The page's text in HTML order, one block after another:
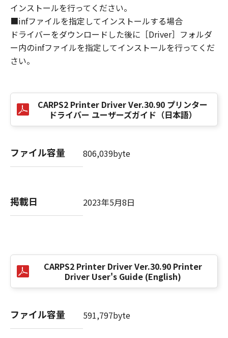
ンサー、キヤノンの子会社、キヤノンの関連会
社、それらの販売代理店または販売店がかかる
損害の可能性について知らされていた場合でも
同様です。
(3) キヤノン、キヤノンのライセンサー、キヤノ
ウェア」、または「本ソフトウェア」の使用に
起因または関連してお客様と第三者との間に生
じたいかなる紛争についても、一切責任を負わ
８．契約期間
フトウェア」をインストールした時点で発効
し、下記(2)または(3)により終了されるまで有
り、本契約書を終了させることができます。
(3) お客様が本契約書のいずれかの条項に違反
した場合、本契約書は直ちに終了します。
した場合、速やかに、「本ソフトウェア」およ
びその複製物のすべてを廃棄または消去するも
のとします。
インストールを行ってください。
■infファイルを指定してインストールする場合
ドライバーをダウンロードした後に［Driver］フォルダ
ー内のinfファイルを指定してインストールを行ってくだ
さい。
CARPS2 Printer Driver Ver.30.90 プリンター
ドライバー ユーザーズガイド（日本語）
ファイル容量 806,039byte
掲載日 2023年5月8日
CARPS2 Printer Driver Ver.30.90 Printer
Driver User's Guide (English)
ファイル容量 591,797byte